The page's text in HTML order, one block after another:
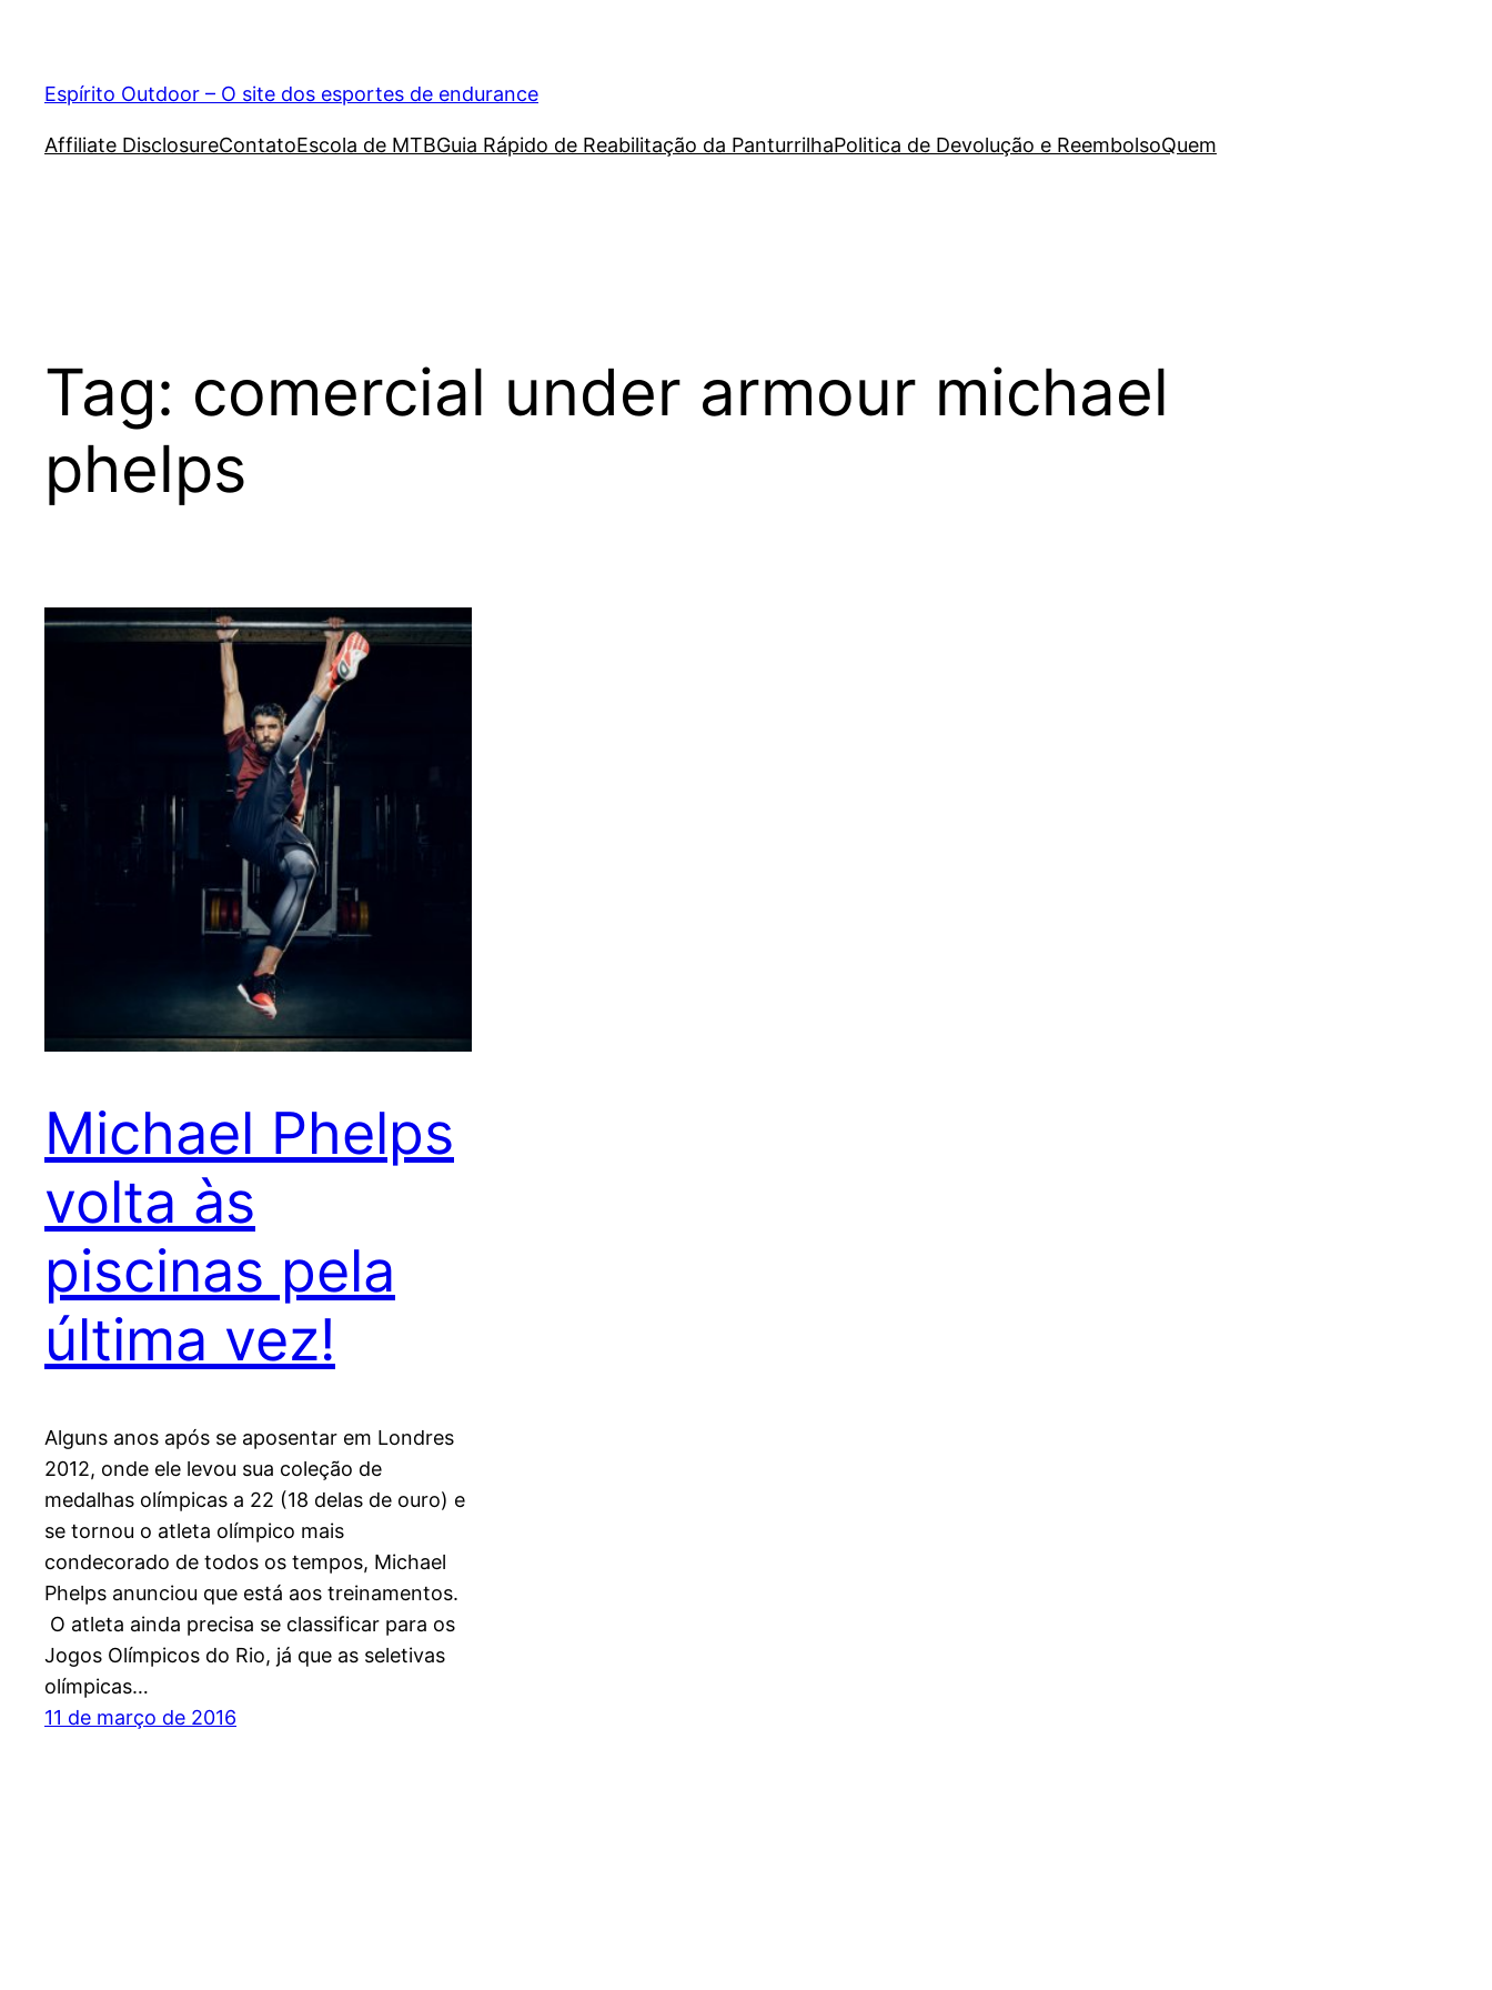
Espírito Outdoor – O site dos esportes de endurance
Affiliate DisclosureContatoEscola de MTBGuia Rápido de Reabilitação da PanturrilhaPolitica de Devolução e ReembolsoQuem
Tag: comercial under armour michael
phelps
Michael Phelps
volta às
piscinas pela
última vez!
Alguns anos após se aposentar em Londres
2012, onde ele levou sua coleção de
medalhas olímpicas a 22 (18 delas de ouro) e
se tornou o atleta olímpico mais
condecorado de todos os tempos, Michael
Phelps anunciou que está aos treinamentos.
O atleta ainda precisa se classificar para os
Jogos Olímpicos do Rio, já que as seletivas
olímpicas…
11 de março de 2016